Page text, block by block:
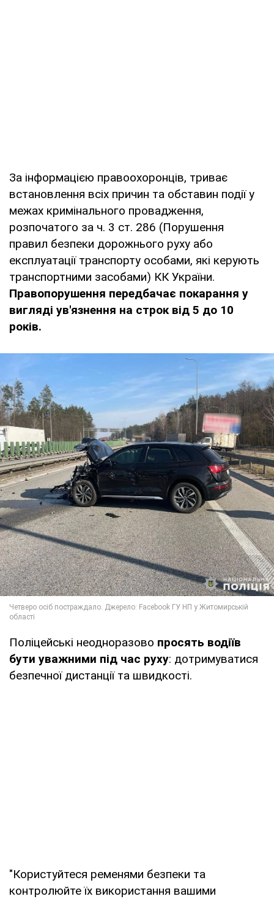
За інформацією правоохоронців, триває
встановлення всіх причин та обставин події у
межах кримінального провадження,
розпочатого за ч. 3 ст. 286 (Порушення
правил безпеки дорожнього руху або
експлуатації транспорту особами, які керують
транспортними засобами) КК України.
Правопорушення передбачає покарання у
вигляді ув'язнення на строк від 5 до 10
років.
Поліцейські неодноразово просять водіїв
бути уважними під час руху: дотримуватися
безпечної дистанції та швидкості.
"Користуйтеся ременями безпеки та
контролюйте їх використання вашими